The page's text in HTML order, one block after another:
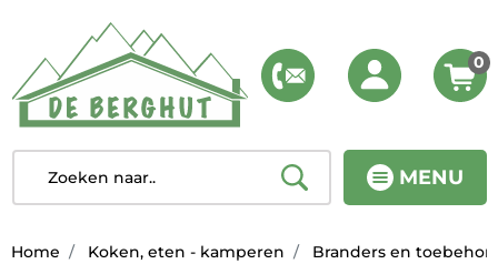
MENU
0
Home Koken, eten - kamperen Branders en